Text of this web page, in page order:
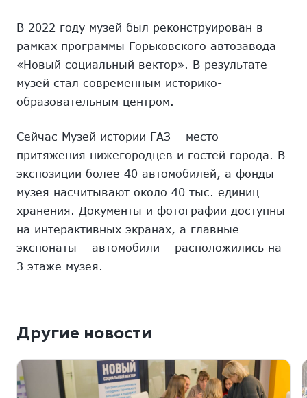
В 2022 году музей был реконструирован в
рамках программы Горьковского автозавода
«Новый социальный вектор». В результате
музей стал современным историко-
образовательным центром.
Сейчас Музей истории ГАЗ – место
притяжения нижегородцев и гостей города. В
экспозиции более 40 автомобилей, а фонды
музея насчитывают около 40 тыс. единиц
хранения. Документы и фотографии доступны
на интерактивных экранах, а главные
экспонаты – автомобили – расположились на
3 этаже музея.
Другие новости